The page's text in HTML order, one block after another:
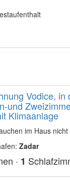
Vodice, in
und
Klimaanlage
im Haus
Zadar
· 1